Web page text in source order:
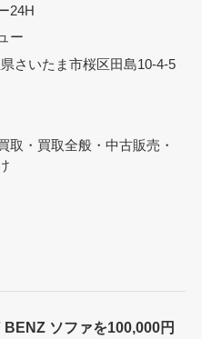
24H
ー
さいたま市桜区田島10-4-5
取・買取全般・中古販売・
BENZ ソファを100,000円